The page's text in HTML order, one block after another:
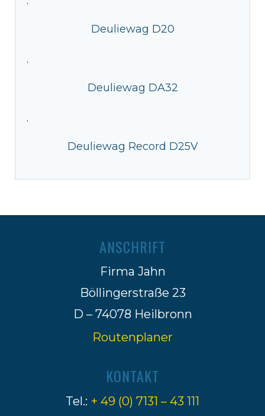
·
Deuliewag D20
·
Deuliewag DA32
·
Deuliewag Record D25V
ANSCHRIFT
Firma Jahn
Böllingerstraße 23
D – 74078 Heilbronn
Routenplaner
KONTAKT
Tel.: + 49 (0) 7131 – 43 111